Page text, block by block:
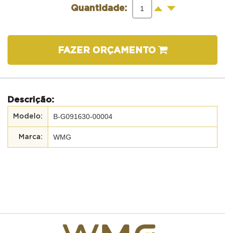
Quantidade: + -
FAZER ORÇAMENTO
Descrição:
B-G091630-00004
WMG